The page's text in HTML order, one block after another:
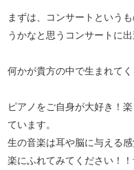
まずは、コンサートという
うかなと思うコンサートに
何かが貴方の中で生まれて
ピアノをご自身が大好き！
ています。
生の音楽は耳や脳に与える
楽にふれてみてください！